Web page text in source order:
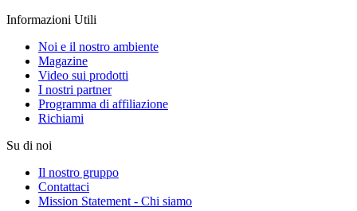
Informazioni Utili
Noi e il nostro ambiente
Magazine
Video sui prodotti
I nostri partner
Programma di affiliazione
Richiami
Su di noi
Il nostro gruppo
Contattaci
Mission Statement - Chi siamo